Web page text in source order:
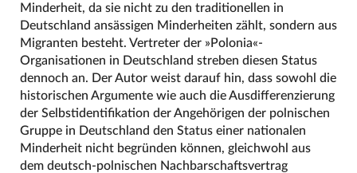
Minderheit, da sie nicht zu den traditionellen in
Deutschland ansässigen Minderheiten zählt, sondern aus
Migranten besteht. Vertreter der »Polonia«-
Organisationen in Deutschland streben diesen Status
dennoch an. Der Autor weist darauf hin, dass sowohl die
historischen Argumente wie auch die Ausdifferenzierung
der Selbstidentifikation der Angehörigen der polnischen
Gruppe in Deutschland den Status einer nationalen
Minderheit nicht begründen können, gleichwohl aus
dem deutsch-polnischen Nachbarschaftsvertrag